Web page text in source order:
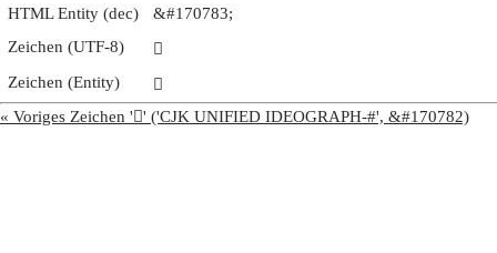
HTML Entity (dec)
&#170783;
Zeichen (UTF-8)
𩬟
Zeichen (Entity)
𩬟
« Voriges Zeichen '𩬞' ('CJK UNIFIED IDEOGRAPH-#', &#170782)